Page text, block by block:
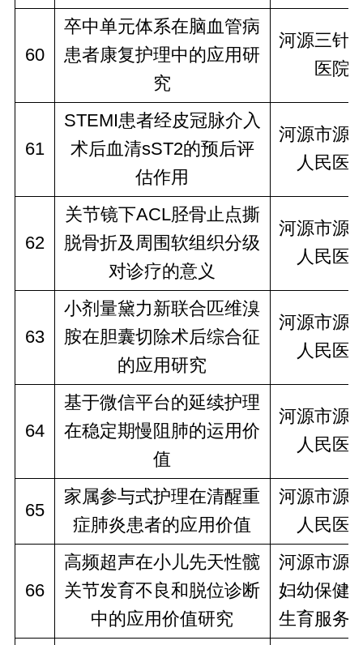
60
卒中单元体系在脑血管病
患者康复护理中的应用研
究
河源三针
医院
61
STEMI患者经皮冠脉介入
术后血清sST2的预后评
估作用
河源市源
人民医
62
关节镜下ACL胫骨止点撕
脱骨折及周围软组织分级
对诊疗的意义
河源市源
人民医
63
小剂量黛力新联合匹维溴
胺在胆囊切除术后综合征
的应用研究
河源市源
人民医
64
基于微信平台的延续护理
在稳定期慢阻肺的运用价
值
河源市源
人民医
65
家属参与式护理在清醒重
症肺炎患者的应用价值
河源市源
人民医
66
高频超声在小儿先天性髋
关节发育不良和脱位诊断
中的应用价值研究
河源市源
妇幼保健
生育服务